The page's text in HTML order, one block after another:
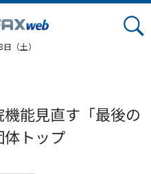
（土）
能見直す「最後の
トップ